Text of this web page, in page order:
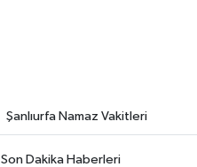
Şanlıurfa Namaz Vakitleri
Son Dakika Haberleri